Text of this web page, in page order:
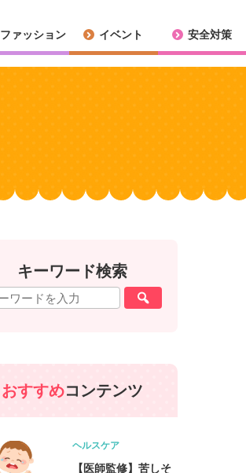
ファッション イベント 安全対策
キーワード検索
おすすめコンテンツ
ヘルスケア
【医師監修】苦しそ